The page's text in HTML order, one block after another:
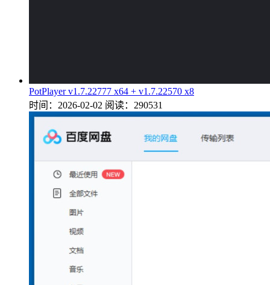
PotPlayer v1.7.22777 x64 + v1.7.22570 x8
时间：2026-02-02 阅读：290531